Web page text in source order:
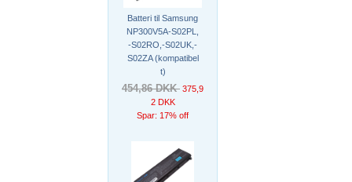
Batteri til Samsung
NP300V5A-S02PL,
-S02RO,-S02UK,-
S02ZA (kompatibel
t)
454,86 DKK 375,9
2 DKK
Spar: 17% off